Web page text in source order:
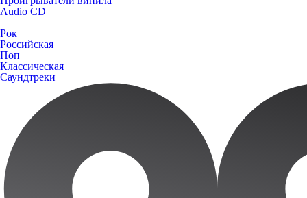
Audio CD
Рок
Российская
Поп
Классическая
Саундтреки